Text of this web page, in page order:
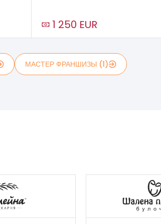
1 250 EUR
МАСТЕР ФРАНШИЗЫ (1)